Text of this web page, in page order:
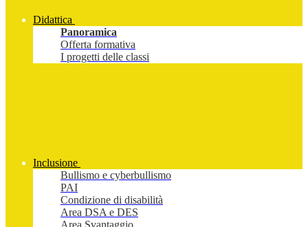
Didattica
Panoramica
Offerta formativa
I progetti delle classi
Inclusione
Bullismo e cyberbullismo
PAI
Condizione di disabilità
Area DSA e DES